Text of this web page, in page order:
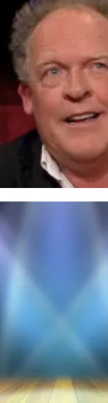
erg duidelijk op
zin
prijzen van
de nominale
waarde bij
Het is
wij ook nog
wij niet
prijs toch een
reviews
reviews